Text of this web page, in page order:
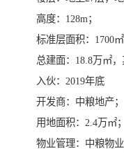
高度：128m；
标准层面积：1700㎡
总建面：18.8万㎡，
入伙：2019年底
开发商：中粮地产；
用地面积：2.4万㎡；
物业管理：中粮物业